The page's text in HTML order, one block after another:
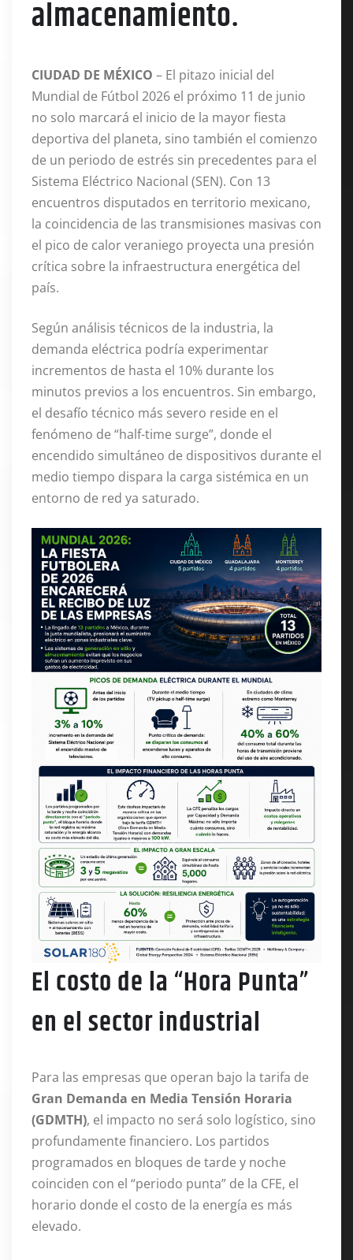
almacenamiento.
CIUDAD DE MÉXICO – El pitazo inicial del
Mundial de Fútbol 2026 el próximo 11 de junio
no solo marcará el inicio de la mayor fiesta
deportiva del planeta, sino también el comienzo
de un periodo de estrés sin precedentes para el
Sistema Eléctrico Nacional (SEN). Con 13
encuentros disputados en territorio mexicano,
la coincidencia de las transmisiones masivas con
el pico de calor veraniego proyecta una presión
crítica sobre la infraestructura energética del
país.
Según análisis técnicos de la industria, la
demanda eléctrica podría experimentar
incrementos de hasta el 10% durante los
minutos previos a los encuentros. Sin embargo,
el desafío técnico más severo reside en el
fenómeno de “half-time surge”, donde el
encendido simultáneo de dispositivos durante el
medio tiempo dispara la carga sistémica en un
entorno de red ya saturado.
El costo de la “Hora Punta”
en el sector industrial
Para las empresas que operan bajo la tarifa de
Gran Demanda en Media Tensión Horaria
(GDMTH), el impacto no será solo logístico, sino
profundamente financiero. Los partidos
programados en bloques de tarde y noche
coinciden con el “periodo punta” de la CFE, el
horario donde el costo de la energía es más
elevado.